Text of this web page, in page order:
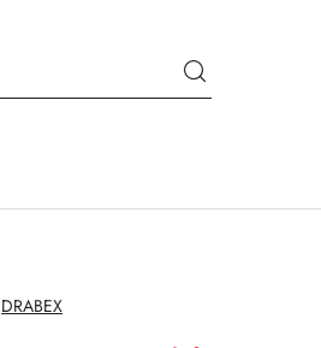
NAZWA
PRODUCENTA:
DRABEX